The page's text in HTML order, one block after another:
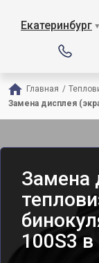
Екатеринбург ▼
Главная /
Замена дисплея
Замена
100S3 в